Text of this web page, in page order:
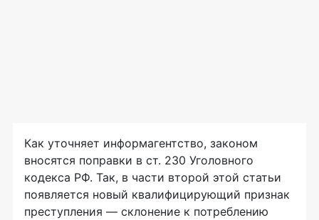
Как уточняет информагентство, законом
вносятся поправки в ст. 230 Уголовного
кодекса РФ. Так, в части второй этой статьи
появляется новый квалифицирующий признак
преступления — склонение к потреблению